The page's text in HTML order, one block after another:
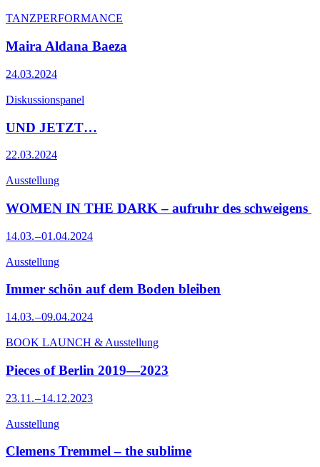
TANZPERFORMANCE
Maira Aldana Baeza
24.03.2024
Diskussionspanel
UND JETZT…
22.03.2024
Ausstellung
WOMEN IN THE DARK – aufruhr des schweigens
14.03. – 01.04.2024
Ausstellung
Immer schön auf dem Boden bleiben
14.03. – 09.04.2024
BOOK LAUNCH & Ausstellung
Pieces of Berlin 2019—2023
23.11. – 14.12.2023
Ausstellung
Clemens Tremmel – the sublime